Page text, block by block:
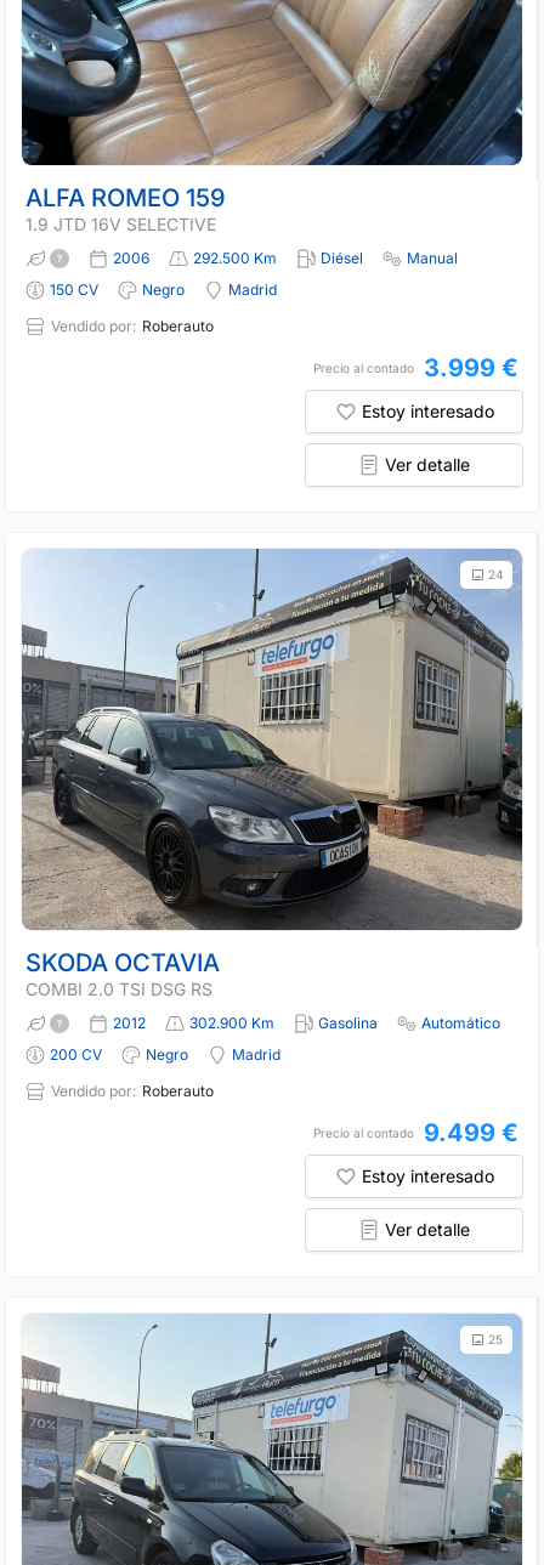
ALFA ROMEO 159
1.9 JTD 16V SELECTIVE
2006 292.500 Km Diésel
Manual
150 CV
Negro
Madrid
Vendido por: Roberauto
Precio al contado 3.999 €
Estoy interesado
Ver detalle
24
SKODA OCTAVIA
COMBI 2.0 TSI DSG RS
2012 302.900 Km Gasolina
Automático
200 CV
Negro
Madrid
Vendido por: Roberauto
Precio al contado 9.499 €
Estoy interesado
Ver detalle
25